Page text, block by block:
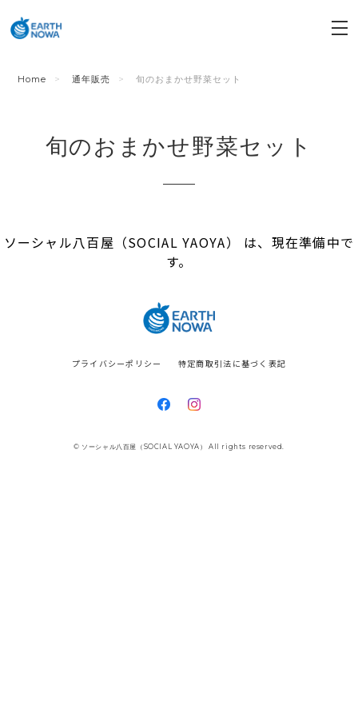
Home 通年販売 旬のおまかせ野菜セット
旬のおまかせ野菜セット
ソーシャル八百屋（SOCIAL YAOYA） は、現在準備中で
す。
プライバシーポリシー 特定商取引法に基づく表記
© ソーシャル八百屋（SOCIAL YAOYA） All rights reserved.